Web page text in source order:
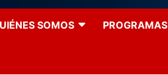
SOMOS PROGRAMAS